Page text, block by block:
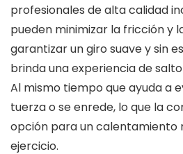
profesionales de alta calidad
pueden minimizar la fricción y
garantizar un giro suave y sin
brinda una experiencia de
Al mismo tiempo que ayuda a
tuerza o se enrede, lo que la
opción para un calentamiento
ejercicio.